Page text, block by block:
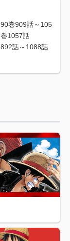
90巻909話～105
巻1057話
892話～1088話